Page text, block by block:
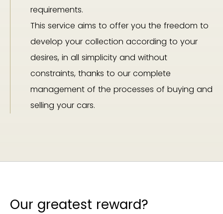
requirements.
This service aims to offer you the freedom to
develop your collection according to your
desires, in all simplicity and without
constraints, thanks to our complete
management of the processes of buying and
selling your cars.
Our greatest reward?